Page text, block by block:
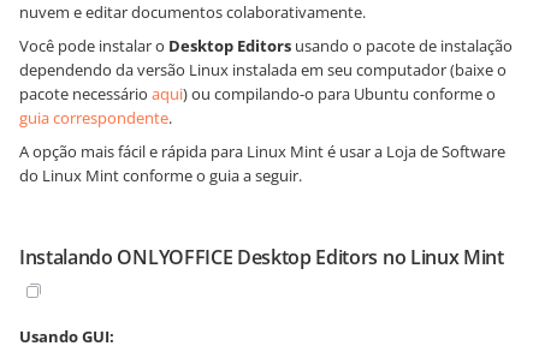
nuvem e editar documentos colaborativamente.
Você pode instalar o Desktop Editors usando o pacote de instalação
dependendo da versão Linux instalada em seu computador (baixe o
pacote necessário aqui) ou compilando-o para Ubuntu conforme o
guia correspondente.
A opção mais fácil e rápida para Linux Mint é usar a Loja de Software
do Linux Mint conforme o guia a seguir.
Instalando ONLYOFFICE Desktop Editors no Linux Mint
Usando GUI: